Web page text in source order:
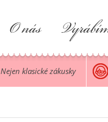
O nás
Nejen klasické zákusky